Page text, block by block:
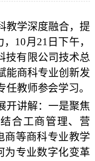
教学深度融合，提
10月21日下午，
技有限公司技术总
能商科专业创新发
教师参会学习。
开讲解：一是聚焦
合工商管理、营
商等商科专业教学
为专业数字化变革